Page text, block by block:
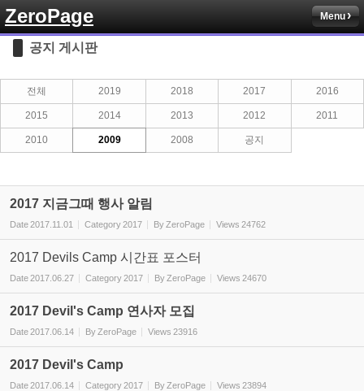
ZeroPage Menu
공지 게시판
전체 2019 2018 2017 2016
2015 2014 2013 2012 2011
2010 2009 2008 공지
2017 지금그때 행사 알림
Date2017.11.01 Category2017 By ZeroPage Views 24762
2017 Devils Camp 시간표 포스터
Date2017.06.27 Category2017 By ZeroPage Views 24670
2017 Devil's Camp 연사자 모집
Date2017.06.14 By ZeroPage Views 23916
2017 Devil's Camp
Date2017.06.14 Category2017 By ZeroPage Views 23894
Sketchbook5, 스케치북5
Sketchbook5, 스케치북5